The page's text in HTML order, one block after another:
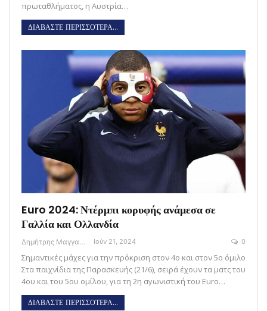
πρωταθλήματος, η Αυστρία…
ΔΙΑΒΑΣΤΕ ΠΕΡΙΣΣΟΤΕΡΑ...
Euro 2024: Ντέρμπι κορυφής ανάμεσα σε
Γαλλία και Ολλανδία
Δημήτρης Μαγγανάρης Ιούν 21, 2024 0
Σημαντικές μάχες για την πρόκριση στον 4ο και στον 5ο όμιλο
Στα παιχνίδια της Παρασκευής (21/6), σειρά έχουν τα ματς του
4ου και του 5ου ομίλου, για τη 2η αγωνιστική του Euro…
ΔΙΑΒΑΣΤΕ ΠΕΡΙΣΣΟΤΕΡΑ...